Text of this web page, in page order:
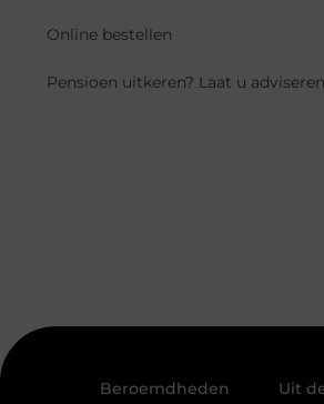
Online bestellen
Pensioen uitkeren? Laat u
Beroemdheden Uit